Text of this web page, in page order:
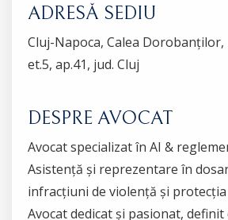
ADRESĂ SEDIU
Cluj-Napoca, Calea Dorobanților,
et.5, ap.41, jud. Cluj
DESPRE AVOCAT
Avocat specializat în AI &
Asistență și reprezentare în
infracțiuni de violență și
Avocat dedicat și pasionat, definit